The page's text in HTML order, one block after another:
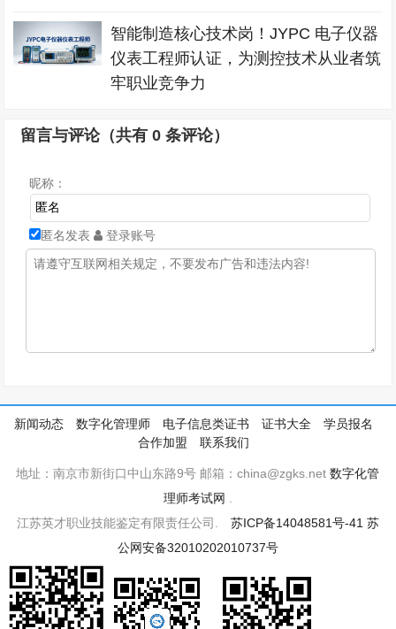
智能制造核心技术岗！JYPC 电子仪器
仪表工程师认证，为测控技术从业者筑
牢职业竞争力
留言与评论（共有0 条评论）
昵称：
匿名发表 登录账号
新闻动态 数字化管理师 电子信息类证书 证书大全
学员报名
合作加盟
联系我们
地址：南京市新街口中山东路9号 邮箱：china@zgks.net数字化管
理师考试网
江苏英才职业技能鉴定有限责任公司. 苏ICP备14048581号-41 苏
公网安备32010202010737号